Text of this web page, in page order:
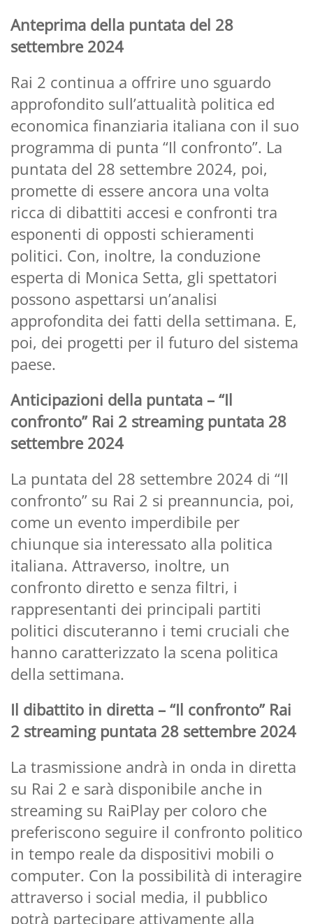
Anteprima della puntata del 28
settembre 2024
Rai 2 continua a offrire uno sguardo
approfondito sull’attualità politica ed
economica finanziaria italiana con il suo
programma di punta “Il confronto”. La
puntata del 28 settembre 2024, poi,
promette di essere ancora una volta
ricca di dibattiti accesi e confronti tra
esponenti di opposti schieramenti
politici. Con, inoltre, la conduzione
esperta di Monica Setta, gli spettatori
possono aspettarsi un’analisi
approfondita dei fatti della settimana. E,
poi, dei progetti per il futuro del sistema
paese.
Anticipazioni della puntata – “Il
confronto” Rai 2 streaming puntata 28
settembre 2024
La puntata del 28 settembre 2024 di “Il
confronto” su Rai 2 si preannuncia, poi,
come un evento imperdibile per
chiunque sia interessato alla politica
italiana. Attraverso, inoltre, un
confronto diretto e senza filtri, i
rappresentanti dei principali partiti
politici discuteranno i temi cruciali che
hanno caratterizzato la scena politica
della settimana.
Il dibattito in diretta – “Il confronto” Rai
2 streaming puntata 28 settembre 2024
La trasmissione andrà in onda in diretta
su Rai 2 e sarà disponibile anche in
streaming su RaiPlay per coloro che
preferiscono seguire il confronto politico
in tempo reale da dispositivi mobili o
computer. Con la possibilità di interagire
attraverso i social media, il pubblico
potrà partecipare attivamente alla